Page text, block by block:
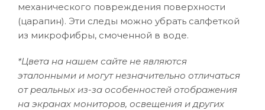
механического повреждения поверхности
(царапин). Эти следы можно убрать салфеткой
из микрофибры, смоченной в воде.
*Цвета на нашем сайте не являются
эталонными и могут незначительно отличаться
от реальных из-за особенностей отображения
на экранах мониторов, освещения и других